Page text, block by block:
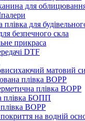
для облицювання
для
безпечного скла
прикраса
DTF
матовий
плівка BOPP
плівка BOPP
плівка БОПП
BOPP
на водній